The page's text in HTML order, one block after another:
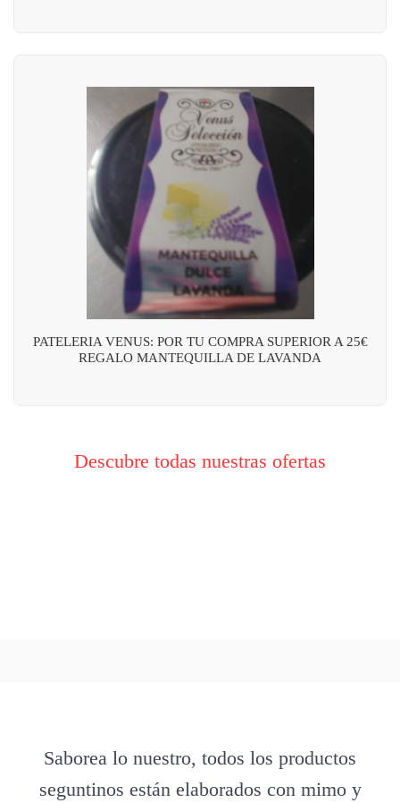
PATELERIA VENUS: POR TU COMPRA SUPERIOR A 25€
REGALO MANTEQUILLA DE LAVANDA
Descubre todas nuestras ofertas
Saborea lo nuestro, todos los productos
seguntinos están elaborados con mimo y